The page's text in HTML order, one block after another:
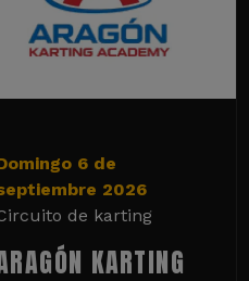
6 de
2026
de karting
KARTING